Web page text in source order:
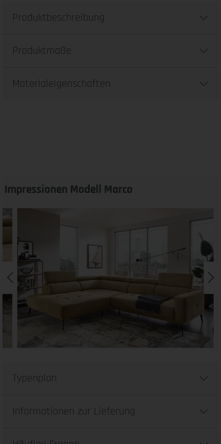
Produktbeschreibung
Produktmaße
Materialeigenschaften
Impressionen Modell Marco
Typenplan
Informationen zur Lieferung